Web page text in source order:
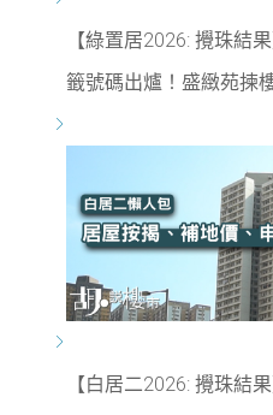
【綠置居2026: 攪珠結
籤號碼出爐！盛緻苑揀
【白居二2026: 攪珠結